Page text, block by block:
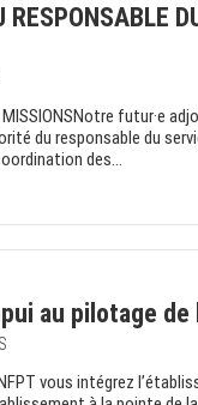
MISSIONSNotre futur·e
du responsable du
des...
au pilotage
vous intégrez